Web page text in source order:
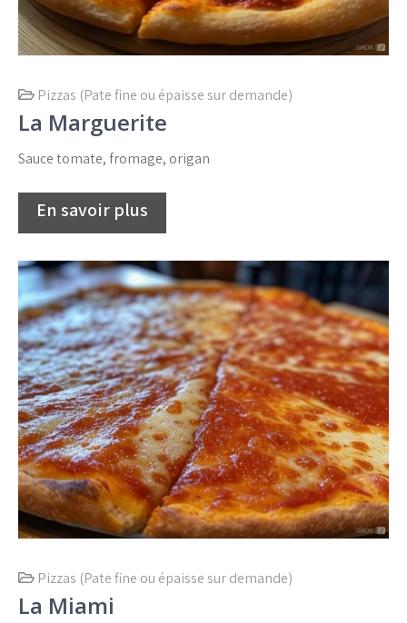
Pizzas (Pate fine ou épaisse sur demande)
La Marguerite
Sauce tomate, fromage, origan
Pizzas (Pate fine ou épaisse sur demande)
La Miami